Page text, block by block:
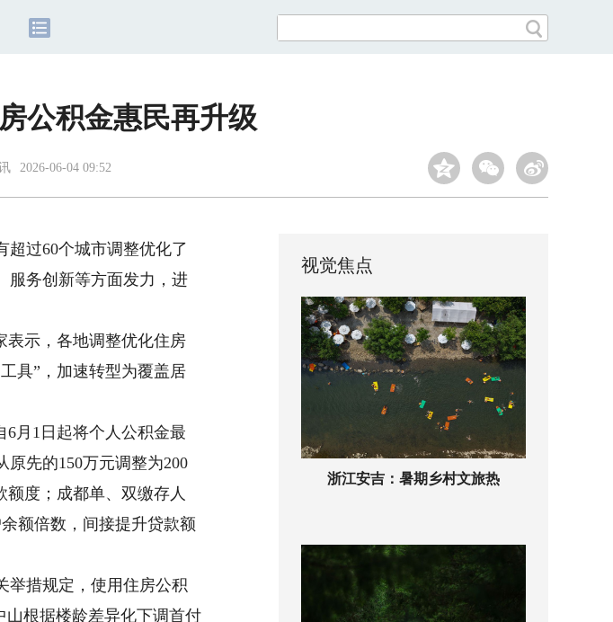
公积金惠民再升级
2026-06-04 09:52
过60个城市调整优化了
服务创新等方面发力，进
示，各地调整优化住房
具”，加速转型为覆盖居
1日起将个人公积金最
原先的150万元调整为200
度；成都单、双缴存人
额倍数，间接提升贷款额
措规定，使用住房公积
山根据楼龄差异化下调首付
视觉焦点
浙江安吉：暑期乡村文旅热